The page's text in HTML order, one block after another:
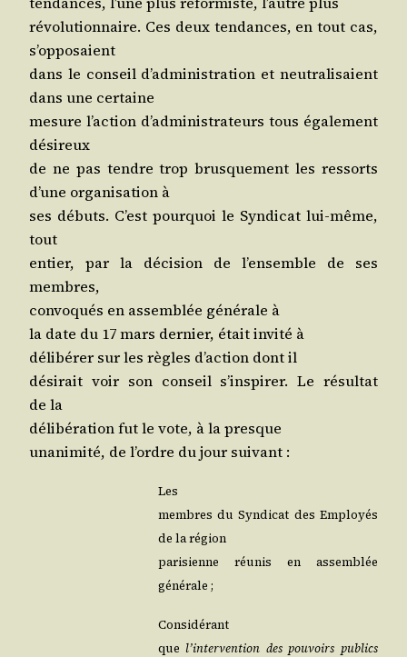
révo­lu­tion­naire. Ces deux ten­dances, en tout cas,
s’opposaient
dans le conseil d’ad­mi­nis­tra­tion et neu­tra­li­saient
dans une certaine
mesure l’ac­tion d’ad­mi­nis­tra­teurs tous éga­le­ment
désireux
de ne pas tendre trop brus­que­ment les res­sorts
d’une orga­ni­sa­tion à
ses débuts. C’est pour­quoi le Syn­di­cat lui-même,
tout
entier, par la déci­sion de l’en­semble de ses
membres,
convo­qués en assem­blée géné­rale à
la date du 17 mars der­nier, était invi­té à
déli­bé­rer sur les règles d’ac­tion dont il
dési­rait voir son conseil s’ins­pi­rer. Le résul­tat
de la
déli­bé­ra­tion fut le vote, à la presque
una­ni­mi­té, de l’ordre du jour suivant :
Les
membres du Syn­di­cat des Employés
de la région
pari­sienne réunis en assem­blée
générale ;
Considérant
quel’in­ter­ven­tion des pou­voirs publics